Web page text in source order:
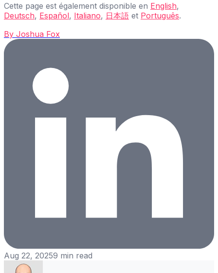
Cette page est également disponible en English,
Deutsch, Español, Italiano, 日本語 et Português.
By Joshua Fox
Aug 22, 20259 min read